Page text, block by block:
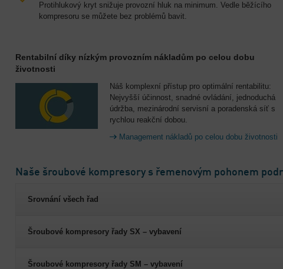
Protihlukový kryt snižuje provozní hluk na minimum. Vedle běžícího
kompresoru se můžete bez problémů bavit.
Rentabilní díky nízkým provozním nákladům po celou dobu
životnosti
Náš komplexní přístup pro optimální rentabilitu:
Nejvyšší účinnost, snadné ovládání, jednoduchá
údržba, mezinárodní servisní a poradenská síť s
rychlou reakční dobou.
Management nákladů po celou dobu životnosti
Naše šroubové kompresory s řemenovým pohonem
Srovnání všech řad
Šroubové kompresory řady SX – vybavení
Šroubové kompresory řady SM – vybavení